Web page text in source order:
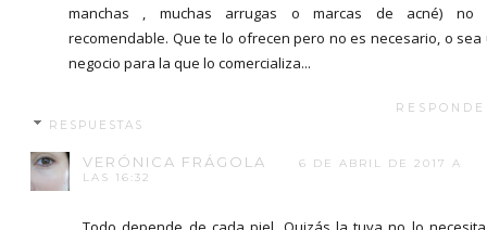
manchas , muchas arrugas o marcas de acné) no
recomendable. Que te lo ofrecen pero no es necesario, o sea
negocio para la que lo comercializa...
RESPUESTAS
VERÓNICA FRÁGOLA
6 DE ABRIL DE 2017 A
LAS 16:32